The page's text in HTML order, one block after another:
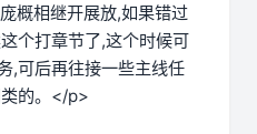
概相继开展放,如果错过
个打章节了,这个时候可
,可后再往接一些主线任
的。</p>